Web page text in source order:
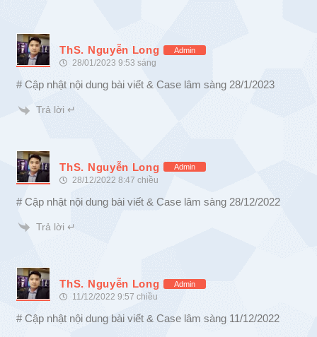
ThS. Nguyễn Long Admin
28/01/2023 9:53 sáng
# Cập nhật nội dung bài viết & Case lâm sàng 28/1/2023
Trả lời ↵
ThS. Nguyễn Long Admin
28/12/2022 8:47 chiều
# Cập nhật nội dung bài viết & Case lâm sàng 28/12/2022
Trả lời ↵
ThS. Nguyễn Long Admin
11/12/2022 9:57 chiều
# Cập nhật nội dung bài viết & Case lâm sàng 11/12/2022